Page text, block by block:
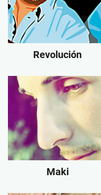
Revolución
Maki